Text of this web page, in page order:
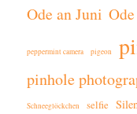
Ode an Juni
peppermint camera pigeon
pinhole
Schneeglöckchen selfie